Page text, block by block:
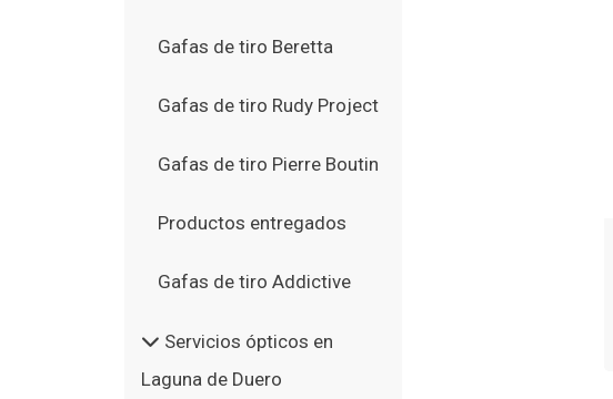
Gafas de tiro Beretta
Gafas de tiro Rudy Project
Gafas de tiro Pierre Boutin
Productos entregados
Gafas de tiro Addictive
Servicios ópticos en
Laguna de Duero